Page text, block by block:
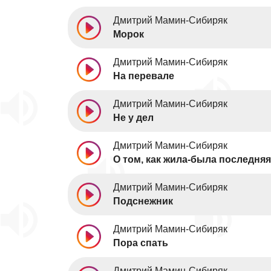
Дмитрий Мамин-Сибиряк
Морок
Дмитрий Мамин-Сибиряк
На перевале
Дмитрий Мамин-Сибиряк
Не у дел
Дмитрий Мамин-Сибиряк
О том, как жила-была
Дмитрий Мамин-Сибиряк
Подснежник
Дмитрий Мамин-Сибиряк
Пора спать